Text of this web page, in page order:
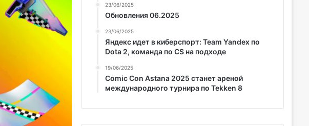
23/06/2025
Обновления 06.2025
23/06/2025
Яндекс идет в киберспорт: Team Yandex по
Dota 2, команда по CS на подходе
19/06/2025
Comic Con Astana 2025 станет ареной
международного турнира по Tekken 8